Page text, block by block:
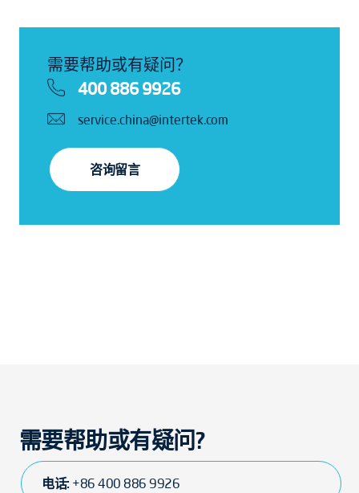
需要帮助或有疑问？
400 886 9926
service.china@intertek.com
咨询留言
需要帮助或有疑问?
电话: +86 400 886 9926